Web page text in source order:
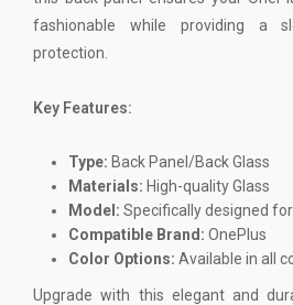
fashionable while providing a
protection.
Key Features:
Type: Back Panel/Back Glass
Materials: High-quality Glass
Model: Specifically designed
Compatible Brand: OnePlus
Color Options: Available in all
Upgrade with this elegant and